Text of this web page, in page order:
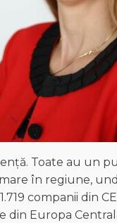
Toate au un
în regiune,
companii din
Europa